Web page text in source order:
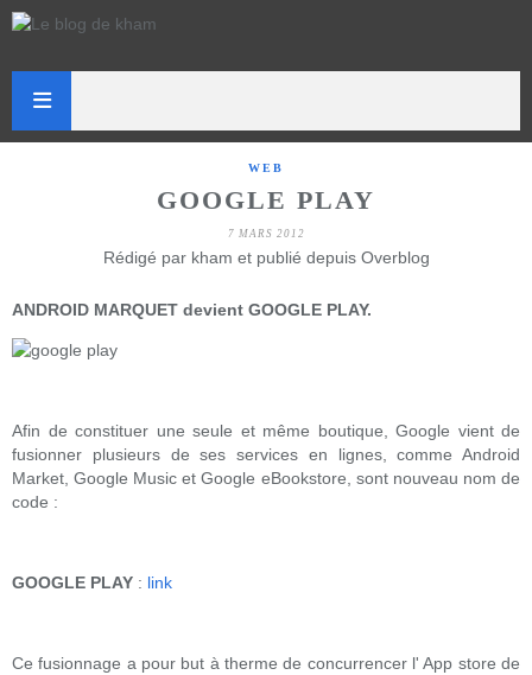
WEB
GOOGLE PLAY
7 MARS 2012
Rédigé par kham et publié depuis Overblog
ANDROID MARQUET devient GOOGLE PLAY.
Afin de constituer une seule et même boutique, Google vient de
fusionner plusieurs de ses services en lignes, comme Android
Market, Google Music et Google eBookstore, sont nouveau nom de
code :
GOOGLE PLAY : link
Ce fusionnage a pour but à therme de concurrencer l' App store de